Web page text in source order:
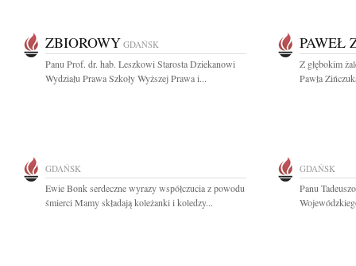
ZBIOROWY GDAŃSK
Panu Prof. dr. hab. Leszkowi Starosta Dziekanowi
Wydziału Prawa Szkoły Wyższej Prawa i...
PAWEŁ
Z głębokim
Pawła
GDAŃSK
Ewie Bonk serdeczne wyrazy współczucia z powodu
śmierci Mamy składają koleżanki i koledzy...
GDAŃSK
Panu